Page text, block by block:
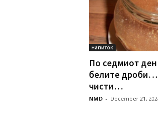
напиток
По седмиот ден
белите
чисти…
NMD - December 21,